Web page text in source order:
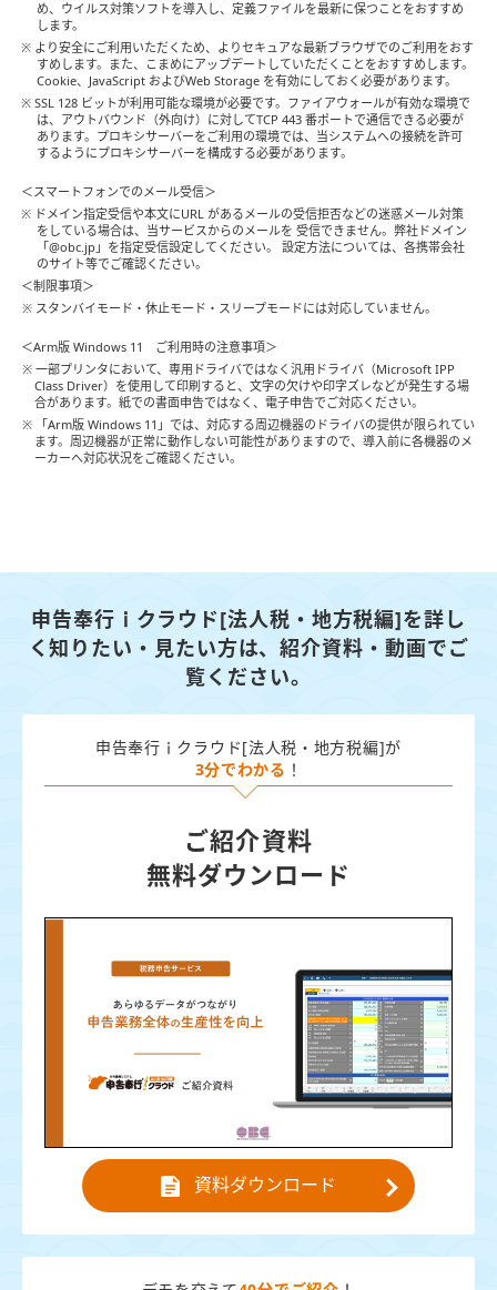
め、ウイルス対策ソフトを導⼊し、定義ファイルを最新に保つことをおすすめ
します。
※ より安全にご利用いただくため、よりセキュアな最新ブラウザでのご利用をおす
すめします。また、こまめにアップデートしていただくことをおすすめします。
Cookie、JavaScript およびWeb Storage を有効にしておく必要があります。
※ SSL 128 ビットが利用可能な環境が必要です。ファイアウォールが有効な環境で
は、アウトバウンド（外向け）に対してTCP 443 番ポートで通信できる必要が
あります。プロキシサーバーをご利用の環境では、当システムへの接続を許可
するようにプロキシサーバーを構成する必要があります。
＜スマートフォンでのメール受信＞
※ ドメイン指定受信や本文にURL があるメールの受信拒否などの迷惑メール対策
をしている場合は、当サービスからのメールを 受信できません。弊社ドメイン
「@obc.jp」を指定受信設定してください。 設定方法については、各携帯会社
のサイト等でご確認ください。
＜制限事項＞
※ スタンバイモード・休⽌モード・スリープモードには対応していません。
＜Arm版 Windows 11 ご利用時の注意事項＞
※ 一部プリンタにおいて、専用ドライバではなく汎用ドライバ（Microsoft IPP
Class Driver）を使用して印刷すると、文字の欠けや印字ズレなどが発生する場
合があります。紙での書面申告ではなく、電子申告でご対応ください。
※ 「Arm版 Windows 11」では、対応する周辺機器のドライバの提供が限られてい
ます。周辺機器が正常に動作しない可能性がありますので、導入前に各機器のメ
ーカーへ対応状況をご確認ください。
申告奉行ｉクラウド[法人税・地方税編]を詳し
く知りたい・見たい方は、紹介資料・動画でご
覧ください。
申告奉行ｉクラウド[法人税・地方税編]が
3分でわかる ！
ご紹介資料
無料ダウンロード
資料ダウンロード